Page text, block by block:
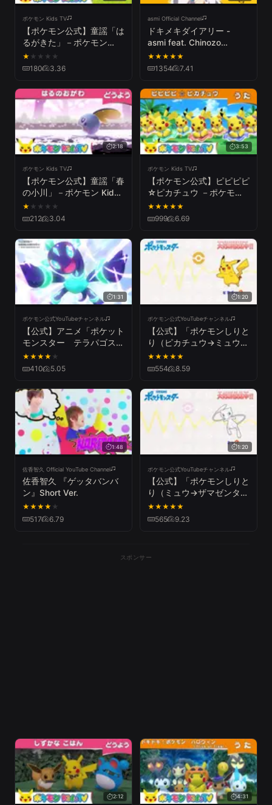
ポケモン Kids TV
【ポケモン公式】童謡「は
るがきた」－ポケモン
Kids TV【こどものうた】
★ ★ ★ ★ ★
180 3.36
asmi Official Channel
ドキメキダイアリー -
asmi feat. Chinozo
(Official Music Video)
★★★★★
1354 7.41
2:18
ポケモン Kids TV
【ポケモン公式】童謡「春
の小川」－ポケモン Kids
TV【こどものうた】
★ ★ ★ ★ ★
212 3.04
3:53
ポケモン Kids TV
【ポケモン公式】ピピピピ
☆ピカチュウ －ポケモン
Kids TV【こどものうた】
★★★★★
999 6.69
1:31
ポケモン公式YouTubeチャンネル
【公式】アニメ「ポケット
モンスター テラパゴスの
かがやき」オープニングテ
ーマ「ハロ」
★★★★ ★
410 5.05
1:20
ポケモン公式YouTubeチャンネル
【公式】「ポケモンしりと
り（ピカチュウ→ミュウ
Ver.）」 アニメ「ポケッ
トモンスター」エンディン
★★★★★
554 8.59
1:48
佐香智久 Official YouTube Channel
佐香智久 『ゲッタバンバ
ン』Short Ver.
★★★★ ★
517 6.79
1:20
ポケモン公式YouTubeチャンネル
【公式】「ポケモンしりと
り（ミュウ→ザマゼンタ
Ver.）」 アニメ「ポケッ
トモンスター」エンディン
★★★★★
565 9.23
スポンサー
2:12 4:31